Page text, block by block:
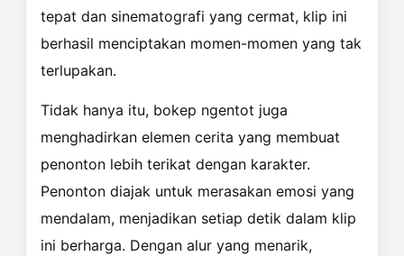
tepat dan sinematografi yang cermat, klip ini
berhasil menciptakan momen-momen yang tak
terlupakan.
Tidak hanya itu, bokep ngentot juga
menghadirkan elemen cerita yang membuat
penonton lebih terikat dengan karakter.
Penonton diajak untuk merasakan emosi yang
mendalam, menjadikan setiap detik dalam klip
ini berharga. Dengan alur yang menarik,